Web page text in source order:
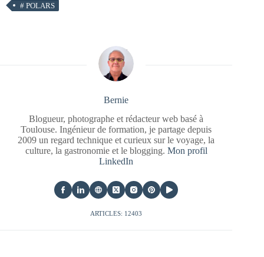
# POLARS
Bernie
Blogueur, photographe et rédacteur web basé à
Toulouse. Ingénieur de formation, je partage depuis
2009 un regard technique et curieux sur le voyage, la
culture, la gastronomie et le blogging. Mon profil
LinkedIn
ARTICLES: 12403